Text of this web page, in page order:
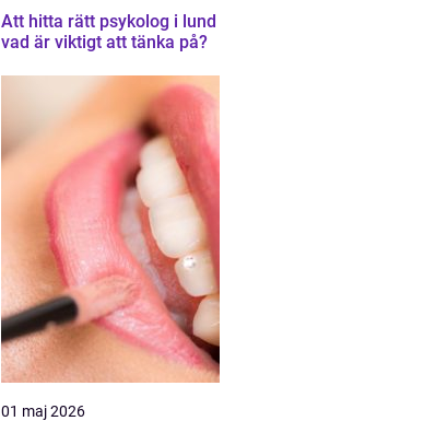
Att hitta rätt psykolog i lund
vad är viktigt att tänka på?
01 maj 2026